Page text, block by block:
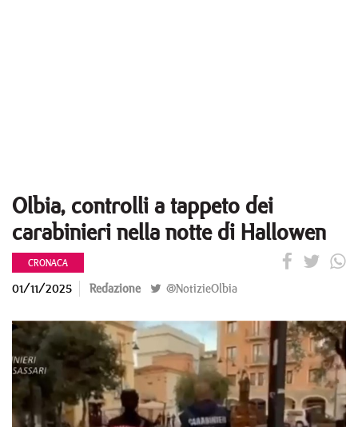
Olbia, controlli a tappeto dei
carabinieri nella notte di Hallowen
CRONACA
01/11/2025 Redazione @NotizieOlbia